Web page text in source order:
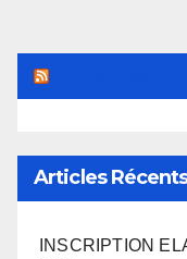
Articles
INSCRIPTION